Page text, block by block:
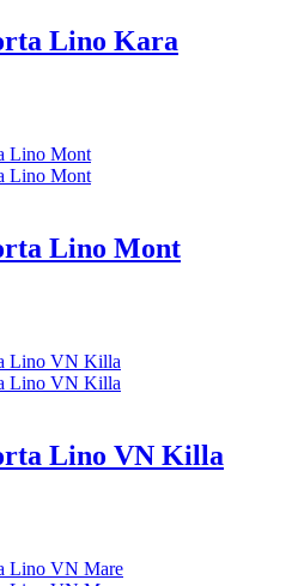
Lino Kara
Lino Mont
Lino VN Killa